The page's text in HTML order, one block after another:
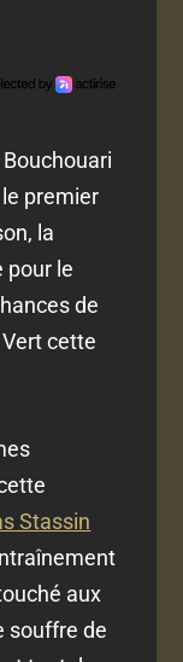
premier
la
pour le
de
cette
Stassin
aux
souffre de